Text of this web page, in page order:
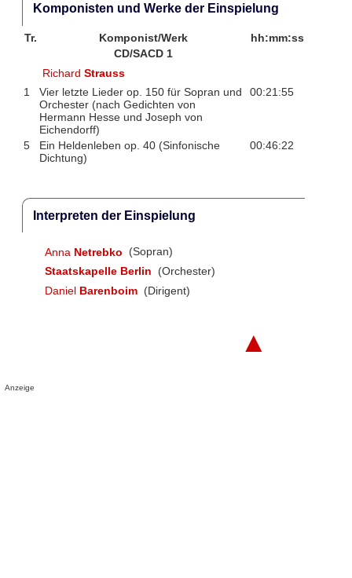
Komponisten und Werke der Einspielung
Tr. Komponist/Werk
hh:mm:ss
CD/SACD 1
RichardStrauss
1
Vier letzte Lieder op. 150 für Sopran und
Orchester (nach Gedichten von
Hermann Hesse und Joseph von
Eichendorff)
00:21:55
5
Ein Heldenleben op. 40 (Sinfonische
Dichtung)
00:46:22
Interpreten der Einspielung
Anna Netrebko
(Sopran)
Staatskapelle Berlin
(Orchester)
Daniel Barenboim (Dirigent)
▲
Anzeige